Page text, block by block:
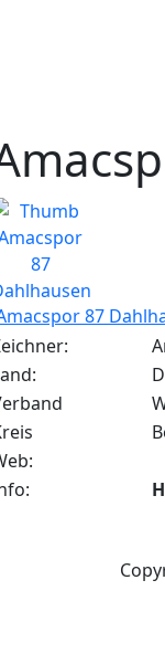
87